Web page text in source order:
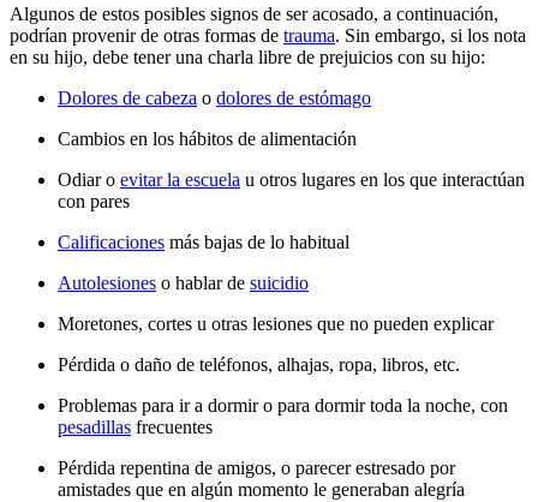
Algunos de estos posibles signos de ser acosado, a continuación,
podrían provenir de otras formas de trauma. Sin embargo, si los nota
en su hijo, debe tener una charla libre de prejuicios con su hijo:
Dolores de cabeza o dolores de estómago
Cambios en los hábitos de alimentación
Odiar o evitar la escuela u otros lugares en los que interactúan
con pares
Calificaciones más bajas de lo habitual
Autolesiones o hablar de suicidio
Moretones, cortes u otras lesiones que no pueden explicar
Pérdida o daño de teléfonos, alhajas, ropa, libros, etc.
Problemas para ir a dormir o para dormir toda la noche, con
pesadillas frecuentes
Pérdida repentina de amigos, o parecer estresado por
amistades que en algún momento le generaban alegría